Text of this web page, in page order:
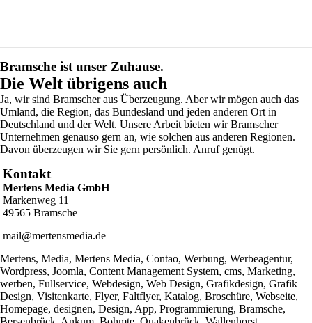
Bramsche ist unser Zuhause.
Die Welt übrigens auch
Ja, wir sind Bramscher aus Überzeugung. Aber wir mögen auch das
Umland, die Region, das Bundesland und jeden anderen Ort in
Deutschland und der Welt. Unsere Arbeit bieten wir Bramscher
Unternehmen genauso gern an, wie solchen aus anderen Regionen.
Davon überzeugen wir Sie gern persönlich. Anruf genügt.
Kontakt
Mertens Media GmbH
Markenweg 11
49565 Bramsche
mail@mertensmedia.de
Mertens, Media, Mertens Media, Contao, Werbung, Werbeagentur,
Wordpress, Joomla, Content Management System, cms, Marketing,
werben, Fullservice, Webdesign, Web Design, Grafikdesign, Grafik
Design, Visitenkarte, Flyer, Faltflyer, Katalog, Broschüre, Webseite,
Homepage, designen, Design, App, Programmierung, Bramsche,